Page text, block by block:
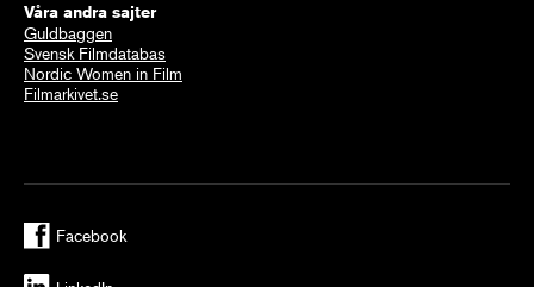
Våra andra sajter
Guldbaggen
Svensk Filmdatabas
Nordic Women in Film
Filmarkivet.se
Facebook